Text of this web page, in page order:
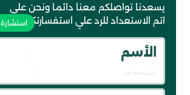
يسعدنا تواصلكم معنا دائما ونحن علي
اتم الاستعداد للرد علي استفسارتكم
الأسم